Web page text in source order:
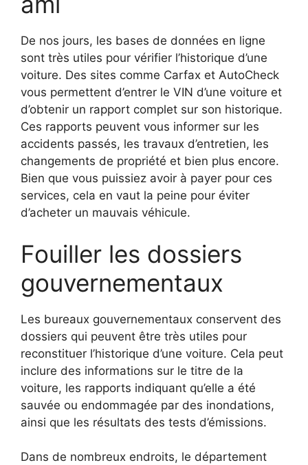
De nos jours, les bases de données en ligne
sont très utiles pour vérifier l’historique d’une
voiture. Des sites comme Carfax et AutoCheck
vous permettent d’entrer le VIN d’une voiture et
d’obtenir un rapport complet sur son historique.
Ces rapports peuvent vous informer sur les
accidents passés, les travaux d’entretien, les
changements de propriété et bien plus encore.
Bien que vous puissiez avoir à payer pour ces
services, cela en vaut la peine pour éviter
d’acheter un mauvais véhicule.
Fouiller les dossiers
gouvernementaux
Les bureaux gouvernementaux conservent des
dossiers qui peuvent être très utiles pour
reconstituer l’historique d’une voiture. Cela peut
inclure des informations sur le titre de la
voiture, les rapports indiquant qu’elle a été
sauvée ou endommagée par des inondations,
ainsi que les résultats des tests d’émissions.
Dans de nombreux endroits, le département